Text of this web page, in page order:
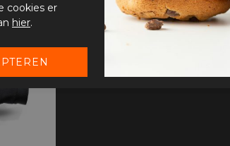
cookies er
hier.